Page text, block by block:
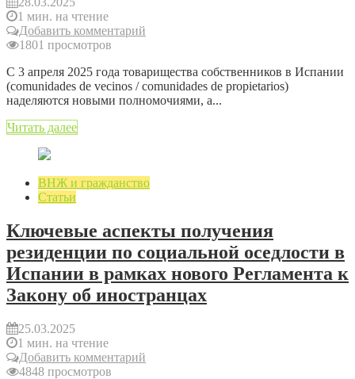
1 мин. на чтение
Добавить комментарий
1801 просмотров
С 3 апреля 2025 года товарищества собственников в Испании
(comunidades de vecinos / comunidades de propietarios)
наделяются новыми полномочиями, а...
Читать далее
ВНЖ и гражданство
Статьи
Ключевые аспекты получения
резиденции по социальной оседлости в
Испании в рамках нового Регламента к
Закону об иностранцах
25.03.2025
1 мин. на чтение
Добавить комментарий
4848 просмотров